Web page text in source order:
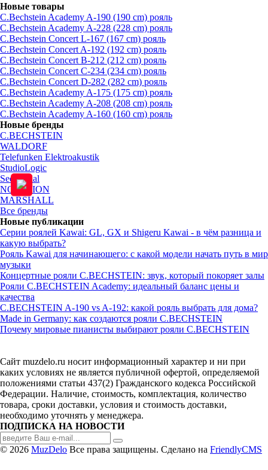
Новые товары
C.Bechstein Academy A-190 (190 cm) рояль
C.Bechstein Academy A-228 (228 cm) рояль
C.Bechstein Concert L-167 (167 cm) рояль
C.Bechstein Concert A-192 (192 cm) рояль
C.Bechstein Concert B-212 (212 cm) рояль
C.Bechstein Concert С-234 (234 cm) рояль
C.Bechstein Concert D-282 (282 cm) рояль
C.Bechstein Academy A-175 (175 cm) рояль
C.Bechstein Academy A-208 (208 cm) рояль
C.Bechstein Academy A-160 (160 cm) рояль
Новые бренды
C.BECHSTEIN
WALDORF
Telefunken Elektroakustik
StudioLogic
Sequential
NOVATION
MARSHALL
Все бренды
Новые публикации
Серии роялей Kawai: GL, GX и Shigeru Kawai - в чём разница и
какую выбрать?
Рояль Kawai для начинающего: с какой модели начать путь в мир
музыки
Концертные рояли C.BECHSTEIN: звук, который покоряет залы
Рояли C.BECHSTEIN Academy: идеальный баланс цены и
качества
C.BECHSTEIN A-190 vs A-192: какой рояль выбрать для дома?
Made in Germany: как создаются рояли C.BECHSTEIN
Почему мировые пианисты выбирают рояли C.BECHSTEIN
Сайт muzdelo.ru носит информационный характер и ни при
каких условиях не является публичной офертой, определяемой
положениями статьи 437(2) Гражданского кодекса Российской
Федерации. Наличие, стоимость, комплектация, количество
товара, сроки доставки, условия и стоимость доставки,
необходимо уточнять у менеджера.
ПОДПИСКА НА НОВОСТИ
© 2026 MuzDelo Все права защищены. Сделано на FriendlyCMS